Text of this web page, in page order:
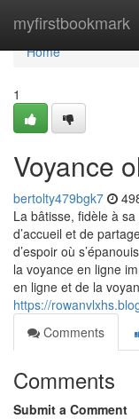
myfirstbookmark
Home
Home
1
Voyance
bertolty479bgk7
La bâtisse, fidèle à
d’accueil et de
d’espoir où
la voyance en ligne
en ligne et de la
https://
Comments
Comments
Submit a Comment